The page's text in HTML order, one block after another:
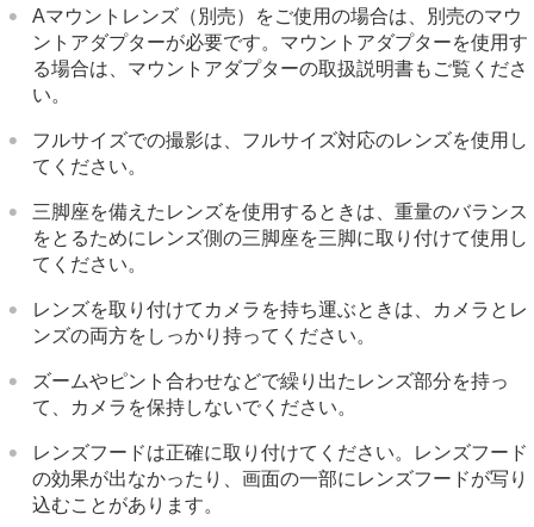
Aマウントレンズ（別売）をご使用の場合は、別売のマウ
ントアダプターが必要です。マウントアダプターを使用す
る場合は、マウントアダプターの取扱説明書もご覧くださ
い。
フルサイズでの撮影は、フルサイズ対応のレンズを使用し
てください。
三脚座を備えたレンズを使用するときは、重量のバランス
をとるためにレンズ側の三脚座を三脚に取り付けて使用し
てください。
レンズを取り付けてカメラを持ち運ぶときは、カメラとレ
ンズの両方をしっかり持ってください。
ズームやピント合わせなどで繰り出たレンズ部分を持っ
て、カメラを保持しないでください。
レンズフードは正確に取り付けてください。レンズフード
の効果が出なかったり、画面の一部にレンズフードが写り
込むことがあります。